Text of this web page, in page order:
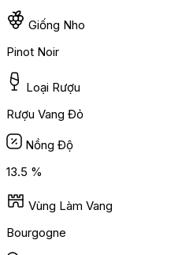
Giống Nho
Pinot Noir
Loại Rượu
Rượu Vang Đỏ
Nồng Độ
13.5 %
Vùng Làm Vang
Bourgogne